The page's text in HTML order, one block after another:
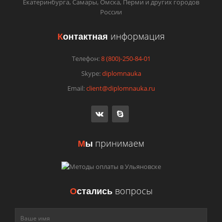
Вьетнамский язык
Гидравлика
Государственное и муниципальное управление
Гражданское право
Грузинский язык
Дари язык
Детали машин
Дизайн
Документоведение и архивоведение
Екатеринбурга, Самары, Омска, Перми и других городов
России
Контактная информация
Телефон:8 (800)-250-84-01
Skype:diplomnauka
Email:client@diplomnauka.ru
Мы принимаем
Остались вопросы